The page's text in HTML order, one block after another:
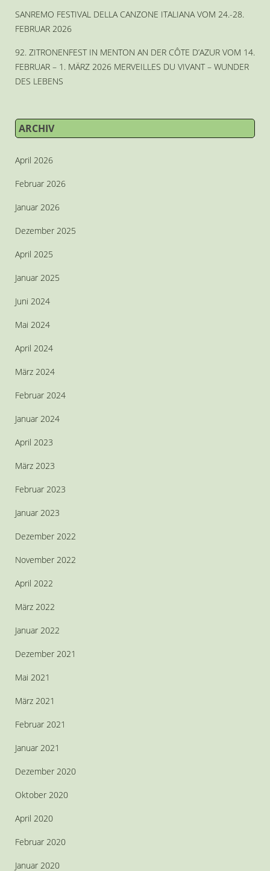
SANREMO FESTIVAL DELLA CANZONE ITALIANA VOM 24.-28.
FEBRUAR 2026
92. ZITRONENFEST IN MENTON AN DER CÔTE D’AZUR VOM 14.
FEBRUAR – 1. MÄRZ 2026 MERVEILLES DU VIVANT – WUNDER
DES LEBENS
ARCHIV
April 2026
Februar 2026
Januar 2026
Dezember 2025
April 2025
Januar 2025
Juni 2024
Mai 2024
April 2024
März 2024
Februar 2024
Januar 2024
April 2023
März 2023
Februar 2023
Januar 2023
Dezember 2022
November 2022
April 2022
März 2022
Januar 2022
Dezember 2021
Mai 2021
März 2021
Februar 2021
Januar 2021
Dezember 2020
Oktober 2020
April 2020
Februar 2020
Januar 2020